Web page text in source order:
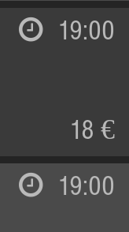
19:00
18 €
19:00